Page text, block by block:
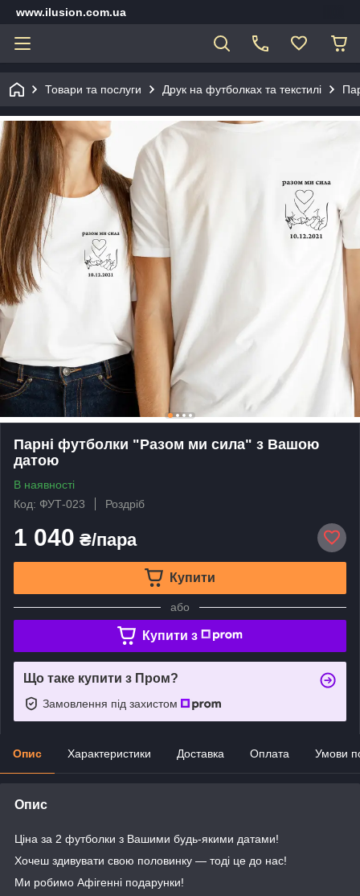
www.ilusion.com.ua
Товари та послуги Друк на футболках та текстилі
Парні футболки "Разом ми сила" з Вашою
датою
В наявності
Код: ФУТ-023
Роздріб
1 040 ₴/пара
Купити
або
Купити з
Що таке купити з Пром?
Замовлення під захистом
Опис Характеристики Доставка Оплата Умови
Опис
Ціна за 2 футболки з Вашими будь-якими датами!
Хочеш здивувати свою половинку — тоді це до нас!
Ми робимо Афігенні подарунки!